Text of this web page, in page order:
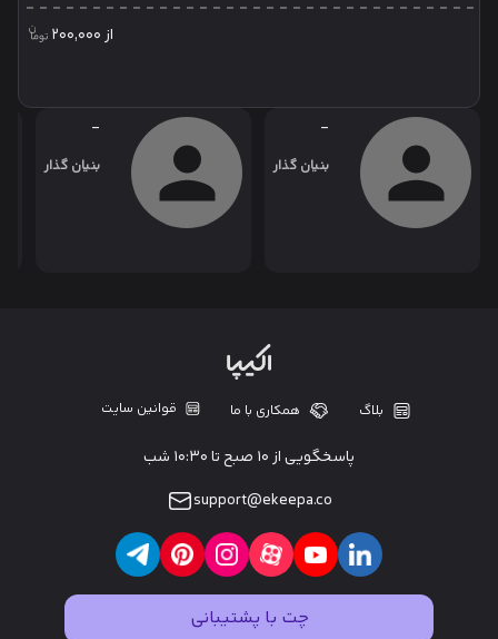
از200,000
-
بنیان گذار
-
بنیان گذار
بلاگ همکاری با ما قوانین سایت
پاسخگویی از ۱۰ صبح تا ۱۰:۳۰ شب
support@ekeepa.co
چت با پشتیبانی